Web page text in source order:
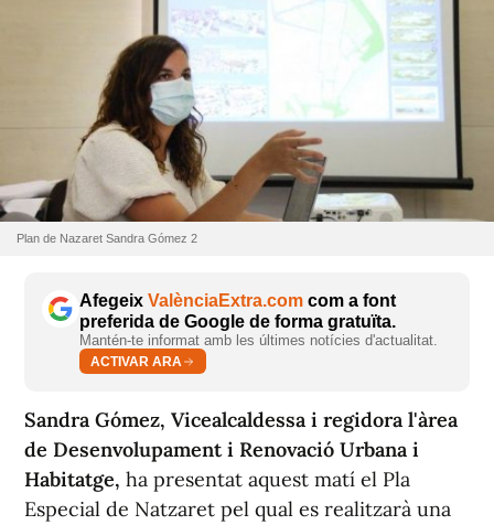
Plan de Nazaret Sandra Gómez 2
Afegeix ValènciaExtra.com com a font
preferida de Google de forma gratuïta.
Mantén-te informat amb les últimes notícies d'actualitat.
ACTIVAR ARA
Sandra Gómez, Vicealcaldessa i regidora l'àrea
de Desenvolupament i Renovació Urbana i
Habitatge, ha presentat aquest matí el Pla
Especial de Natzaret pel qual es realitzarà una